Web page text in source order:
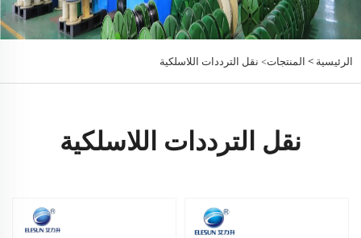
الرئيسية > المنتجات> نقل الترددات اللاسلكية
نقل الترددات اللاسلكية